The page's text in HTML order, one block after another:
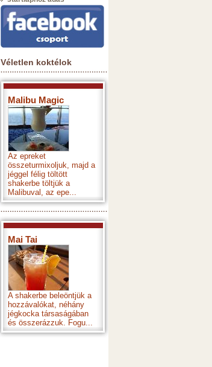
Véletlen koktélok
Malibu Magic
Az epreket
összeturmixoljuk, majd a
jéggel félig töltött
shakerbe töltjük a
Malibuval, az epe...
Mai Tai
A shakerbe beleöntjük a
hozzávalókat, néhány
jégkocka társaságában
és összerázzuk. Fogu...